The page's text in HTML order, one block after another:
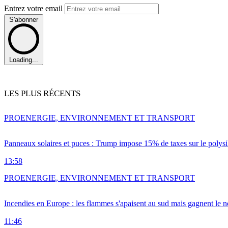
Entrez votre email
S'abonner
Loading...
LES PLUS RÉCENTS
Panneaux solaires et puces : Trump impose 15% de taxes sur le
13:58
PROENERGIE, ENVIRONNEMENT ET TRANSPORT
Incendies en Europe : les flammes s'apaisent au sud mais gagnent le
11:46
PROENERGIE, ENVIRONNEMENT ET TRANSPORT